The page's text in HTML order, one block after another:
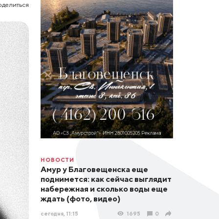
НОВОСТИ
Амур у Благовещенска еще
поднимется: как сейчас выглядит
набережная и сколько воды еще
ждать (фото, видео)
сегодня, 11:15 1695 0